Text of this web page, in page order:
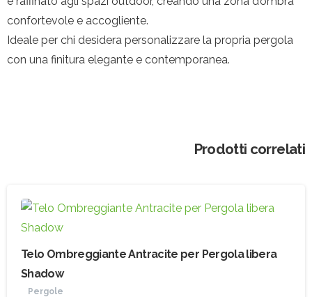
confortevole e accogliente.
Ideale per chi desidera personalizzare la propria pergola
con una finitura elegante e contemporanea.
Prodotti correlati
Telo Ombreggiante Antracite per Pergola libera
Shadow
Pergole